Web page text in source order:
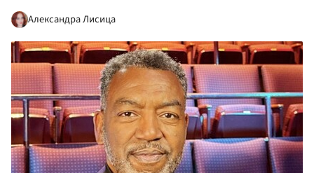
Александра Лисица